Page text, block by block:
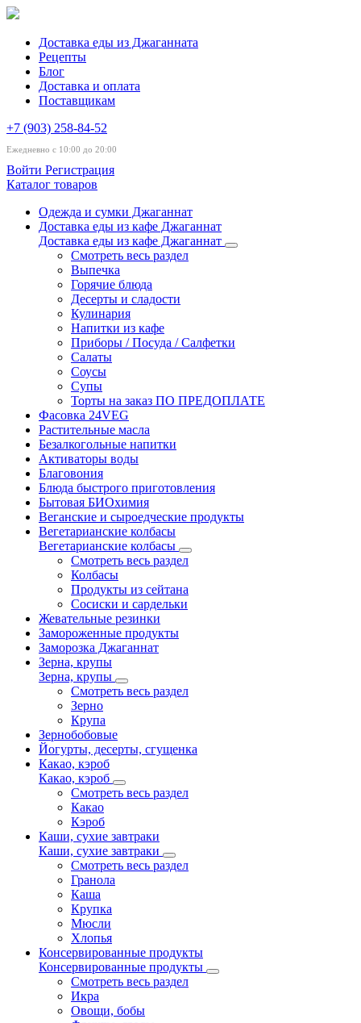
Доставка еды из Джаганната
Рецепты
Блог
Доставка и оплата
Поставщикам
+7 (903) 258-84-52
Ежедневно с 10:00 до 20:00
Войти Регистрация
Каталог товаров
Одежда и сумки Джаганнат
Доставка еды из кафе Джаганнат
Доставка еды из кафе Джаганнат
Смотреть весь раздел
Выпечка
Горячие блюда
Десерты и сладости
Кулинария
Напитки из кафе
Приборы / Посуда / Салфетки
Салаты
Соусы
Супы
Торты на заказ ПО ПРЕДОПЛАТЕ
Фасовка 24VEG
Растительные масла
Безалкогольные напитки
Активаторы воды
Благовония
Блюда быстрого приготовления
Бытовая БИОхимия
Веганские и сыроедческие продукты
Вегетарианские колбасы
Вегетарианские колбасы
Смотреть весь раздел
Колбасы
Продукты из сейтана
Сосиски и сардельки
Жевательные резинки
Замороженные продукты
Заморозка Джаганнат
Зерна, крупы
Зерна, крупы
Смотреть весь раздел
Зерно
Крупа
Зернобобовые
Йогурты, десерты, сгущенка
Какао, кэроб
Какао, кэроб
Смотреть весь раздел
Какао
Кэроб
Каши, сухие завтраки
Каши, сухие завтраки
Смотреть весь раздел
Гранола
Каша
Крупка
Мюсли
Хлопья
Консервированные продукты
Консервированные продукты
Смотреть весь раздел
Икра
Овощи, бобы